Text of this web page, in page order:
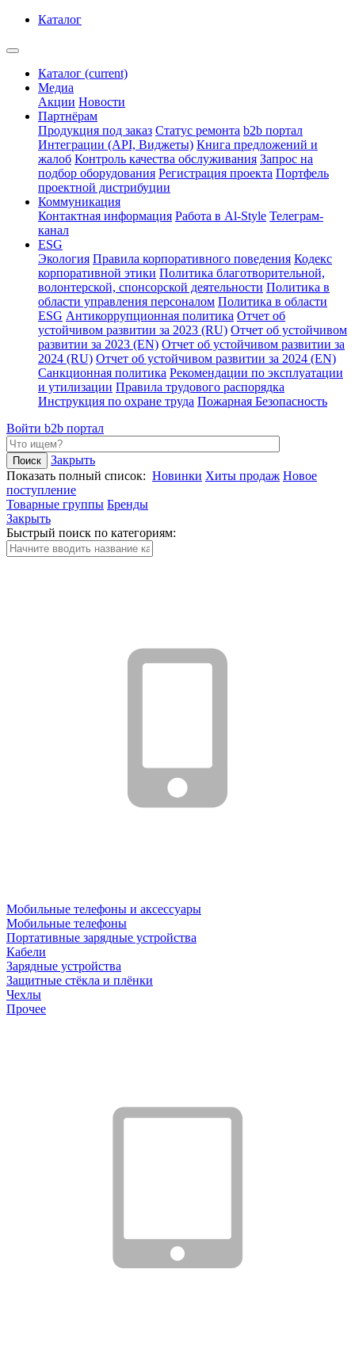
Каталог
Каталог (current)
Медиа
Акции Новости
Партнёрам
Продукция под заказ Статус ремонта b2b портал
Интеграции (API, Виджеты) Книга предложений и
жалоб Контроль качества обслуживания Запрос на
подбор оборудования Регистрация проекта Портфель
проектной дистрибуции
Коммуникация
Контактная информация Работа в Al-Style Телеграм-
канал
ESG
Экология Правила корпоративного поведения Кодекс
корпоративной этики Политика благотворительной,
волонтерской, спонсорской деятельности Политика в
области управления персоналом Политика в области
ESG Антикоррупционная политика Отчет об
устойчивом развитии за 2023 (RU) Отчет об устойчивом
развитии за 2023 (EN) Отчет об устойчивом развитии за
2024 (RU) Отчет об устойчивом развитии за 2024 (EN)
Санкционная политика Рекомендации по эксплуатации
и утилизации Правила трудового распорядка
Инструкция по охране труда Пожарная Безопасность
Войти b2b портал
Закрыть
Показать полный список: Новинки Хиты продаж Новое
поступление
Товарные группы Бренды
Закрыть
Быстрый поиск по категориям:
Мобильные телефоны и аксессуары
Мобильные телефоны
Портативные зарядные устройства
Кабели
Зарядные устройства
Защитные стёкла и плёнки
Чехлы
Прочее